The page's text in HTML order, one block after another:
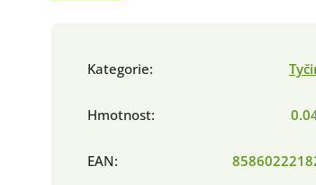
Kategorie:
Hmotnost:
EAN: